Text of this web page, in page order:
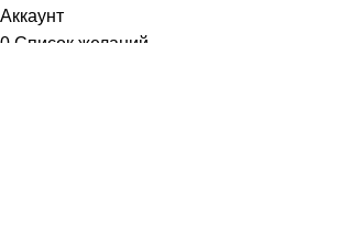
Аккаунт
0 Список желаний